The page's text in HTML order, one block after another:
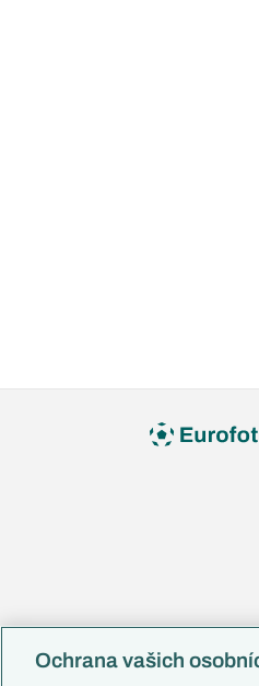
Ochrana vašich